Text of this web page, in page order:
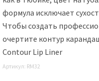
формула исключает
Чтобы создать
очертите контур
Contour Lip Liner
Артикул: RM32